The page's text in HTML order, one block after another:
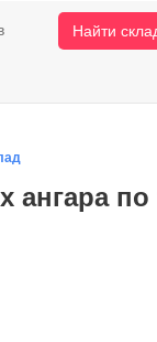
Найти
ангара по